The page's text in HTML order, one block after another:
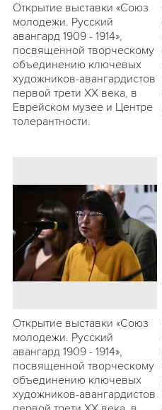
Открытие выставки «Союз
молодежи. Русский
авангард 1909 - 1914»,
посвященной творческому
объединению ключевых
художников-авангардистов
первой трети ХХ века, в
Еврейском музее и Центре
толерантности.
Открытие выставки «Союз
молодежи. Русский
авангард 1909 - 1914»,
посвященной творческому
объединению ключевых
художников-авангардистов